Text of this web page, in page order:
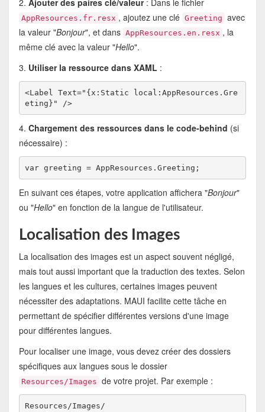
2. Ajouter des paires clé/valeur: Dans le fichier
AppResources.fr.resx , ajoutez une clé Greeting avec
la valeur "Bonjour", et dans AppResources.en.resx , la
même clé avec la valeur "Hello".
3. Utiliser la ressource dans XAML :
<Label Text="{x:Static local:AppResources.Gre
4. Chargement des ressources dans le code-behind (si
nécessaire) :
En suivant ces étapes, votre application affichera "Bonjour"
ou "Hello" en fonction de la langue de l'utilisateur.
Localisation des Images
La localisation des images est un aspect souvent négligé,
mais tout aussi important que la traduction des textes. Selon
les langues et les cultures, certaines images peuvent
nécessiter des adaptations. MAUI facilite cette tâche en
permettant de spécifier différentes versions d'une image
pour différentes langues.
Pour localiser une image, vous devez créer des dossiers
spécifiques aux langues sous le dossier
Resources/Images de votre projet. Par exemple :
Resources/Images/